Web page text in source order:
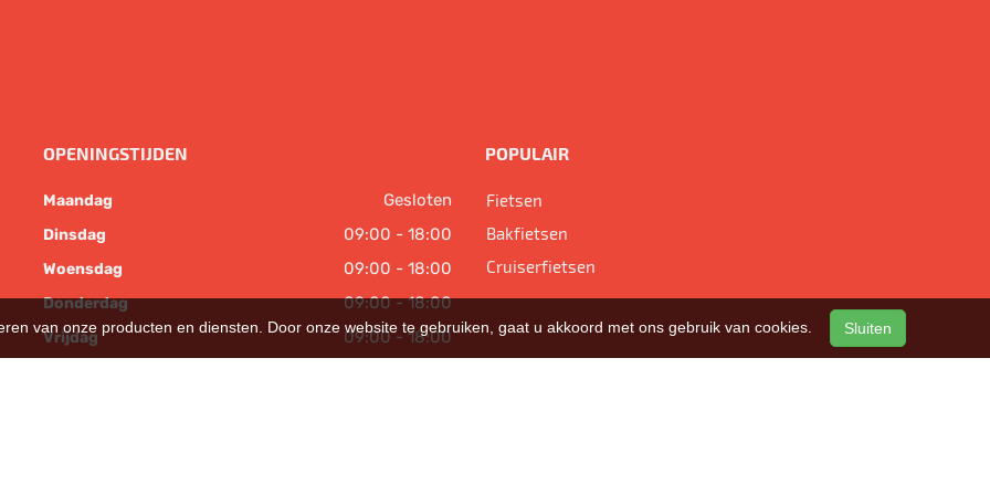
OPENINGSTIJDEN
Maandag Gesloten
Dinsdag 09:00 - 18:00
Woensdag 09:00 - 18:00
Donderdag 09:00 - 18:00
Vrijdag 09:00 - 18:00
POPULAIR
Fietsen
Bakfietsen
Cruiserfietsen
van onze producten en diensten. Door onze website te gebruiken, gaat u akkoord met ons gebruik van cookies. Sluiten